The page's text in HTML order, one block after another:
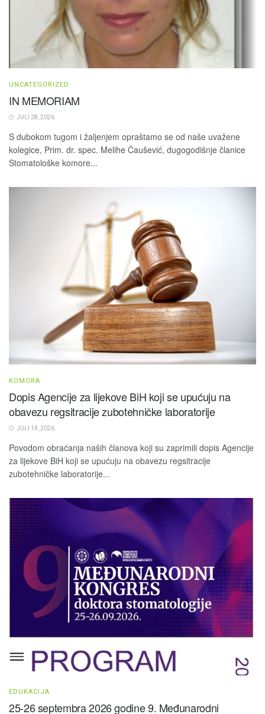
UNCATEGORIZED
IN MEMORIAM
JULI 28, 2026
S dubokom tugom i žaljenjem opraštamo se od naše uvažene
kolegice, Prim. dr. spec. Melihe Čaušević, dugogodišnje članice
Stomatološke komore...
KOMORA
Dopis Agencije za lijekove BiH koji se upućuju na
obavezu regsitracije zubotehničke laboratorije
JULI 14, 2026
Povodom obraćanja naših članova koji su zaprimili dopis Agencije
za lijekove BiH koji se upućuju na obavezu regsitracije
zubotehničke laboratorije...
EDUKACIJA
25-26 septembra 2026 godine 9. Međunarodni